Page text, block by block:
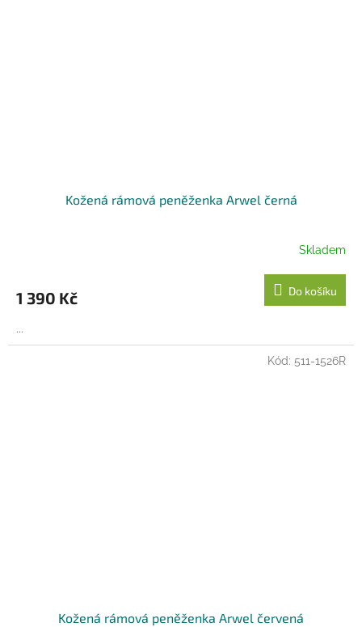
Kožená rámová peněženka Arwel černá
Skladem
1 390 Kč Do košíku
...
Kožená rámová peněženka Arwel červená
Kód: 511-1526R